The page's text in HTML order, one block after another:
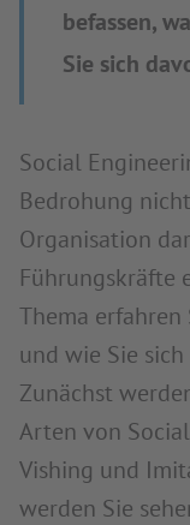
befassen,
Sie sich
Social
Bedrohung
Organisation
Führungskräfte
Thema erfahren
und wie Sie
Zunächst
Arten von
Vishing und
werden Sie